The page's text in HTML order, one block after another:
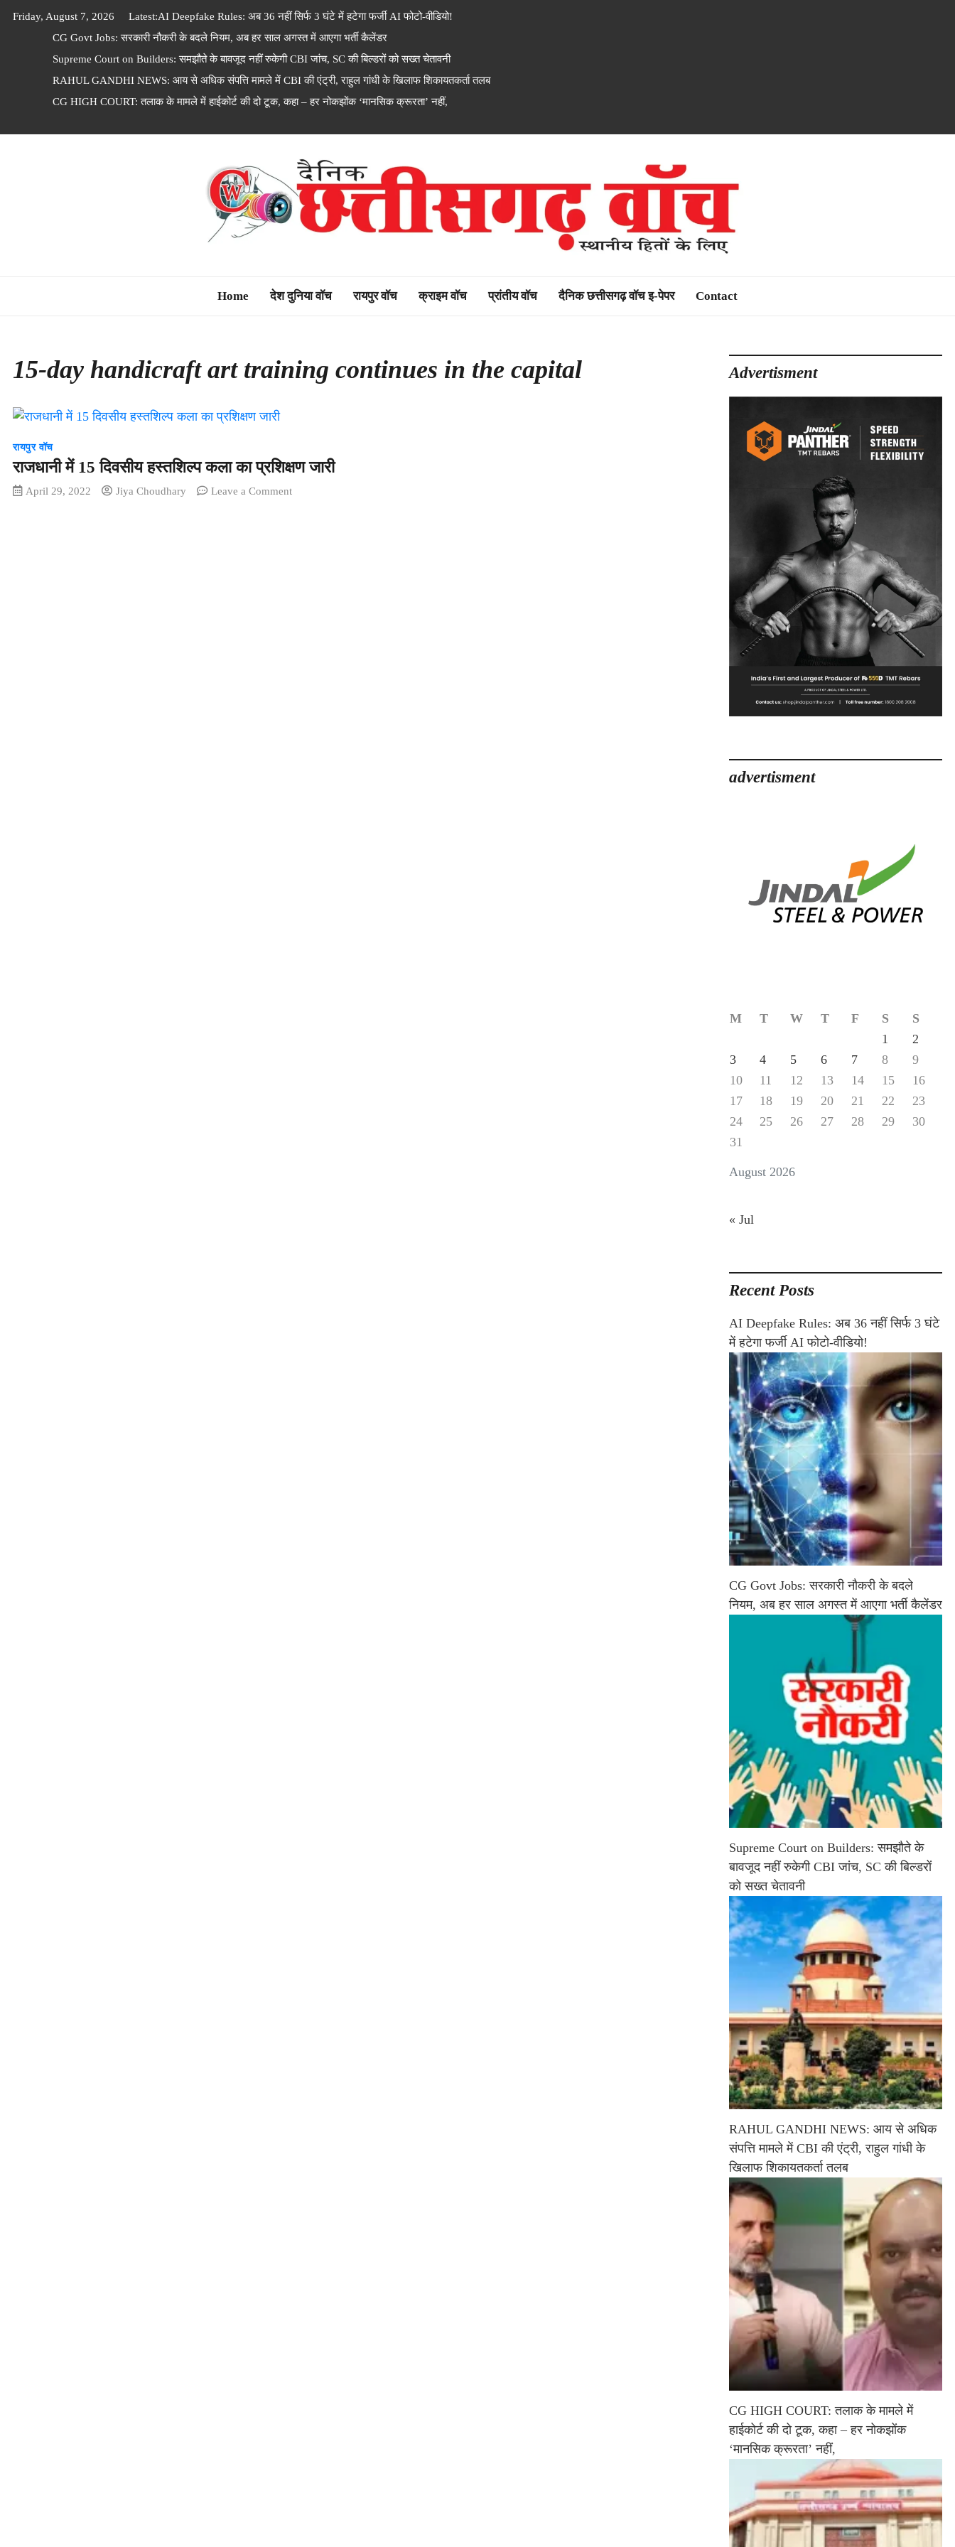
Friday, August 7, 2026 Latest:AI Deepfake Rules: अब 36 नहीं सिर्फ 3 घंटे में हटेगा फर्जी AI फोटो-वीडियो!
CG Govt Jobs: सरकारी नौकरी के बदले नियम, अब हर साल अगस्त में आएगा भर्ती कैलेंडर
Supreme Court on Builders: समझौते के बावजूद नहीं रुकेगी CBI जांच, SC की बिल्डरों को सख्त चेतावनी
RAHUL GANDHI NEWS: आय से अधिक संपत्ति मामले में CBI की एंट्री, राहुल गांधी के खिलाफ शिकायतकर्ता तलब
CG HIGH COURT: तलाक के मामले में हाईकोर्ट की दो टूक, कहा – हर नोकझोंक ‘मानसिक क्रूरता’ नहीं,
Dainik Chhattisgarh watch
Home देश दुनिया वॉच रायपुर वॉच क्राइम वॉच प्रांतीय वॉच दैनिक छत्तीसगढ़ वॉच इ-पेपर Contact
15-day handicraft art training continues in the capital
रायपुर वॉच
राजधानी में 15 दिवसीय हस्तशिल्प कला का प्रशिक्षण जारी
April 29, 2022 Jiya Choudhary Leave a Commenton
Advertisment
advertisment
August 2026
M T W T F S
S
1
2
3
4 5 6 7 8
9
10
11 12 13 14 15
16
17
18 19 20 21 22
23
24
25 26 27 28 29
30
31
« Jul
Recent Posts
AI Deepfake Rules: अब 36 नहीं सिर्फ 3 घंटे
में हटेगा फर्जी AI फोटो-वीडियो!
CG Govt Jobs: सरकारी नौकरी के बदले
नियम, अब हर साल अगस्त में आएगा भर्ती कैलेंडर
Supreme Court on Builders: समझौते के
बावजूद नहीं रुकेगी CBI जांच, SC की बिल्डरों
को सख्त चेतावनी
RAHUL GANDHI NEWS: आय से अधिक
संपत्ति मामले में CBI की एंट्री, राहुल गांधी के
खिलाफ शिकायतकर्ता तलब
CG HIGH COURT: तलाक के मामले में
हाईकोर्ट की दो टूक, कहा – हर नोकझोंक
‘मानसिक क्रूरता’ नहीं,